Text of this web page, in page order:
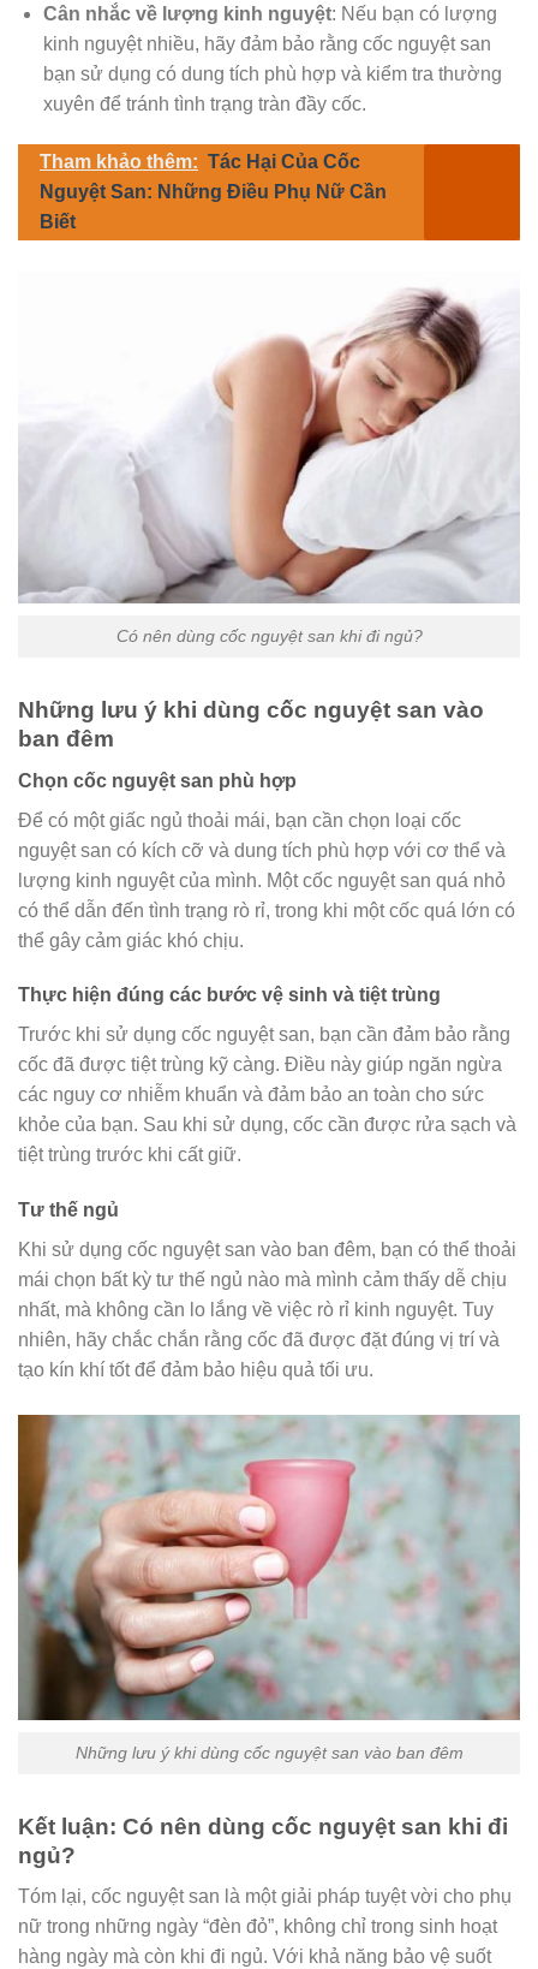
Cân nhắc về lượng kinh nguyệt: Nếu bạn có lượng
kinh nguyệt nhiều, hãy đảm bảo rằng cốc nguyệt san
bạn sử dụng có dung tích phù hợp và kiểm tra thường
xuyên để tránh tình trạng tràn đầy cốc.
Tham khảo thêm: Tác Hại Của Cốc
Nguyệt San: Những Điều Phụ Nữ Cần
Biết
Có nên dùng cốc nguyệt san khi đi ngủ?
Những lưu ý khi dùng cốc nguyệt san vào
ban đêm
Chọn cốc nguyệt san phù hợp
Để có một giấc ngủ thoải mái, bạn cần chọn loại cốc
nguyệt san có kích cỡ và dung tích phù hợp với cơ thể và
lượng kinh nguyệt của mình. Một cốc nguyệt san quá nhỏ
có thể dẫn đến tình trạng rò rỉ, trong khi một cốc quá lớn có
thể gây cảm giác khó chịu.
Thực hiện đúng các bước vệ sinh và tiệt trùng
Trước khi sử dụng cốc nguyệt san, bạn cần đảm bảo rằng
cốc đã được tiệt trùng kỹ càng. Điều này giúp ngăn ngừa
các nguy cơ nhiễm khuẩn và đảm bảo an toàn cho sức
khỏe của bạn. Sau khi sử dụng, cốc cần được rửa sạch và
tiệt trùng trước khi cất giữ.
Tư thế ngủ
Khi sử dụng cốc nguyệt san vào ban đêm, bạn có thể thoải
mái chọn bất kỳ tư thế ngủ nào mà mình cảm thấy dễ chịu
nhất, mà không cần lo lắng về việc rò rỉ kinh nguyệt. Tuy
nhiên, hãy chắc chắn rằng cốc đã được đặt đúng vị trí và
tạo kín khí tốt để đảm bảo hiệu quả tối ưu.
Những lưu ý khi dùng cốc nguyệt san vào ban đêm
Kết luận: Có nên dùng cốc nguyệt san khi đi
ngủ?
Tóm lại, cốc nguyệt san là một giải pháp tuyệt vời cho phụ
nữ trong những ngày “đèn đỏ”, không chỉ trong sinh hoạt
hàng ngày mà còn khi đi ngủ. Với khả năng bảo vệ suốt